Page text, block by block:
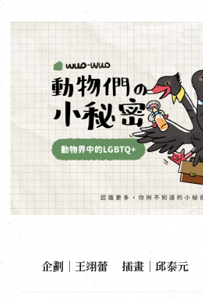
企劃｜王翊蕾 插畫｜邱泰元